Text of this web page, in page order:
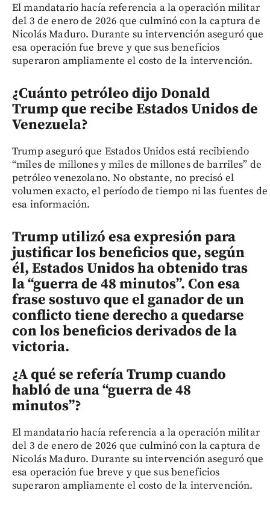
El mandatario hacía referencia a la operación militar
del 3 de enero de 2026 que culminó con la captura de
Nicolás Maduro. Durante su intervención aseguró que
esa operación fue breve y que sus beneficios
superaron ampliamente el costo de la intervención.
¿Cuánto petróleo dijo Donald
Trump que recibe Estados Unidos de
Venezuela?
Trump aseguró que Estados Unidos está recibiendo
“miles de millones y miles de millones de barriles” de
petróleo venezolano. No obstante, no precisó el
volumen exacto, el período de tiempo ni las fuentes de
esa información.
Trump utilizó esa expresión para
justificar los beneficios que, según
él, Estados Unidos ha obtenido tras
la “guerra de 48 minutos”. Con esa
frase sostuvo que el ganador de un
conflicto tiene derecho a quedarse
con los beneficios derivados de la
victoria.
¿A qué se refería Trump cuando
habló de una “guerra de 48
minutos”?
El mandatario hacía referencia a la operación militar
del 3 de enero de 2026 que culminó con la captura de
Nicolás Maduro. Durante su intervención aseguró que
esa operación fue breve y que sus beneficios
superaron ampliamente el costo de la intervención.